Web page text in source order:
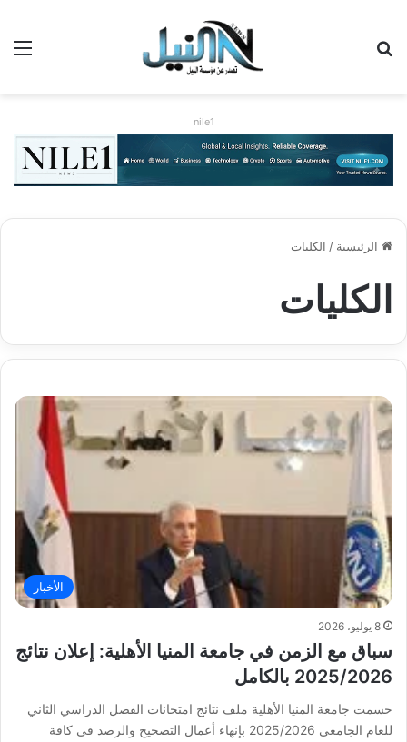
nile1
الرئيسية / الكليات
الكليات
الأخبار
8 يوليو، 2026
سباق مع الزمن في جامعة المنيا الأهلية: إعلان نتائج
2025/2026 بالكامل
حسمت جامعة المنيا الأهلية ملف نتائج امتحانات الفصل الدراسي الثاني
للعام الجامعي 2025/2026 بإنهاء أعمال التصحيح والرصد في كافة